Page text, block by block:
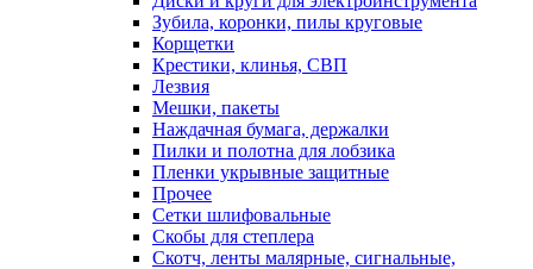
Зубила, коронки, пилы круговые
Корщетки
Крестики, клинья, СВП
Лезвия
Мешки, пакеты
Наждачная бумага, держалки
Пилки и полотна для лобзика
Пленки укрывные защитные
Прочее
Сетки шлифовальные
Скобы для степлера
Скотч, ленты малярные, сигнальные,